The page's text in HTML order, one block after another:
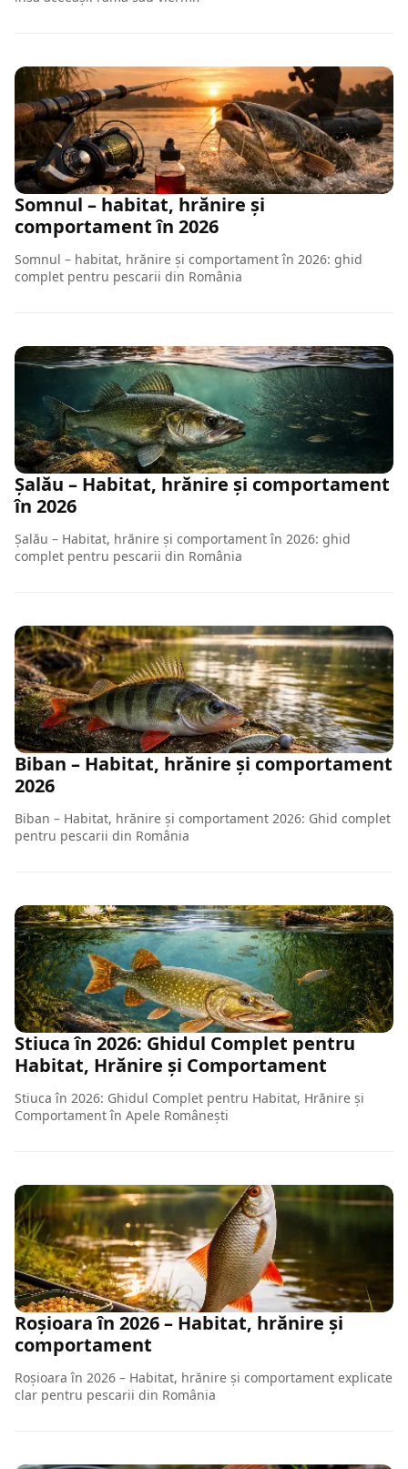
Somnul – habitat, hrănire și
comportament în 2026
Somnul – habitat, hrănire și comportament în 2026: ghid
complet pentru pescarii din România
Șalău – Habitat, hrănire și comportament
în 2026
Șalău – Habitat, hrănire și comportament în 2026: ghid
complet pentru pescarii din România
Biban – Habitat, hrănire și comportament
2026
Biban – Habitat, hrănire și comportament 2026: Ghid complet
pentru pescarii din România
Stiuca în 2026: Ghidul Complet pentru
Habitat, Hrănire și Comportament
Stiuca în 2026: Ghidul Complet pentru Habitat, Hrănire și
Comportament în Apele Românești
Roșioara în 2026 – Habitat, hrănire și
comportament
Roșioara în 2026 – Habitat, hrănire și comportament explicate
clar pentru pescarii din România